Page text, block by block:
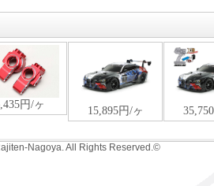
Nagoya. All Rights Reserved.©